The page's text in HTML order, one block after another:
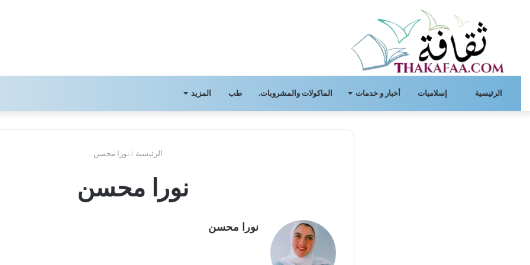
الرئيسية إسلاميات أخبار و خدمات الماكولات والمشروبات. طب المزيد
الرئيسية / نورا محسن
نورا محسن
نورا محسن